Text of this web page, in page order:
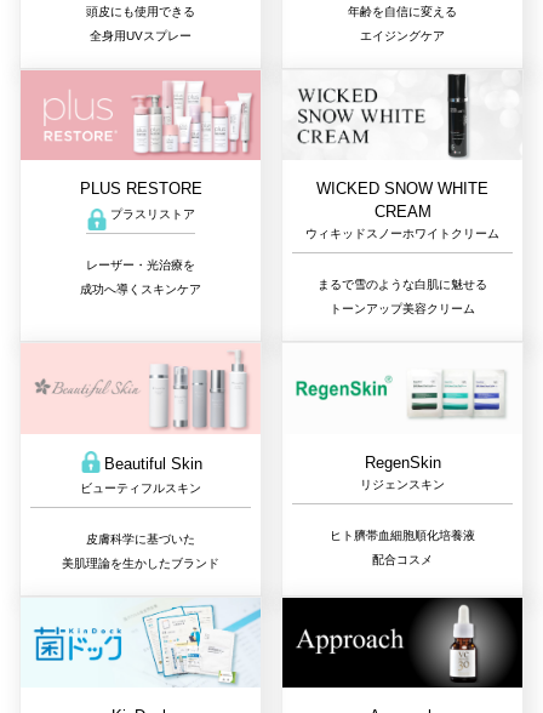
頭皮にも使用できる
全身用UVスプレー
年齢を自信に変える
エイジングケア
PLUS RESTORE
プラスリストア
レーザー・光治療を
成功へ導くスキンケア
WICKED SNOW WHITE
CREAM
ウィキッドスノーホワイトクリーム
まるで雪のような白肌に魅せる
トーンアップ美容クリーム
Beautiful Skin
ビューティフルスキン
皮膚科学に基づいた
美肌理論を生かしたブランド
RegenSkin
リジェンスキン
ヒト臍帯血細胞順化培養液
配合コスメ